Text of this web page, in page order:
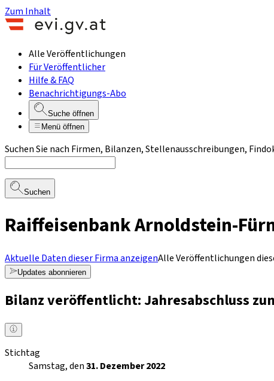
Zum Inhalt
Alle Veröffentlichungen
Für Veröffentlicher
Hilfe & FAQ
Benachrichtigungs-Abo
Suche öffnen
Menü öffnen
Suchen Sie nach Firmen, Bilanzen, Stellenausschreibungen,
Suchen
Raiffeisenbank Arnoldstein-
Aktuelle Daten dieser Firma anzeigenAlle Veröffentlichungen
Updates abonnieren
Bilanz veröffentlicht: Jahresabschluss
Stichtag
Samstag, den31. Dezember 2022